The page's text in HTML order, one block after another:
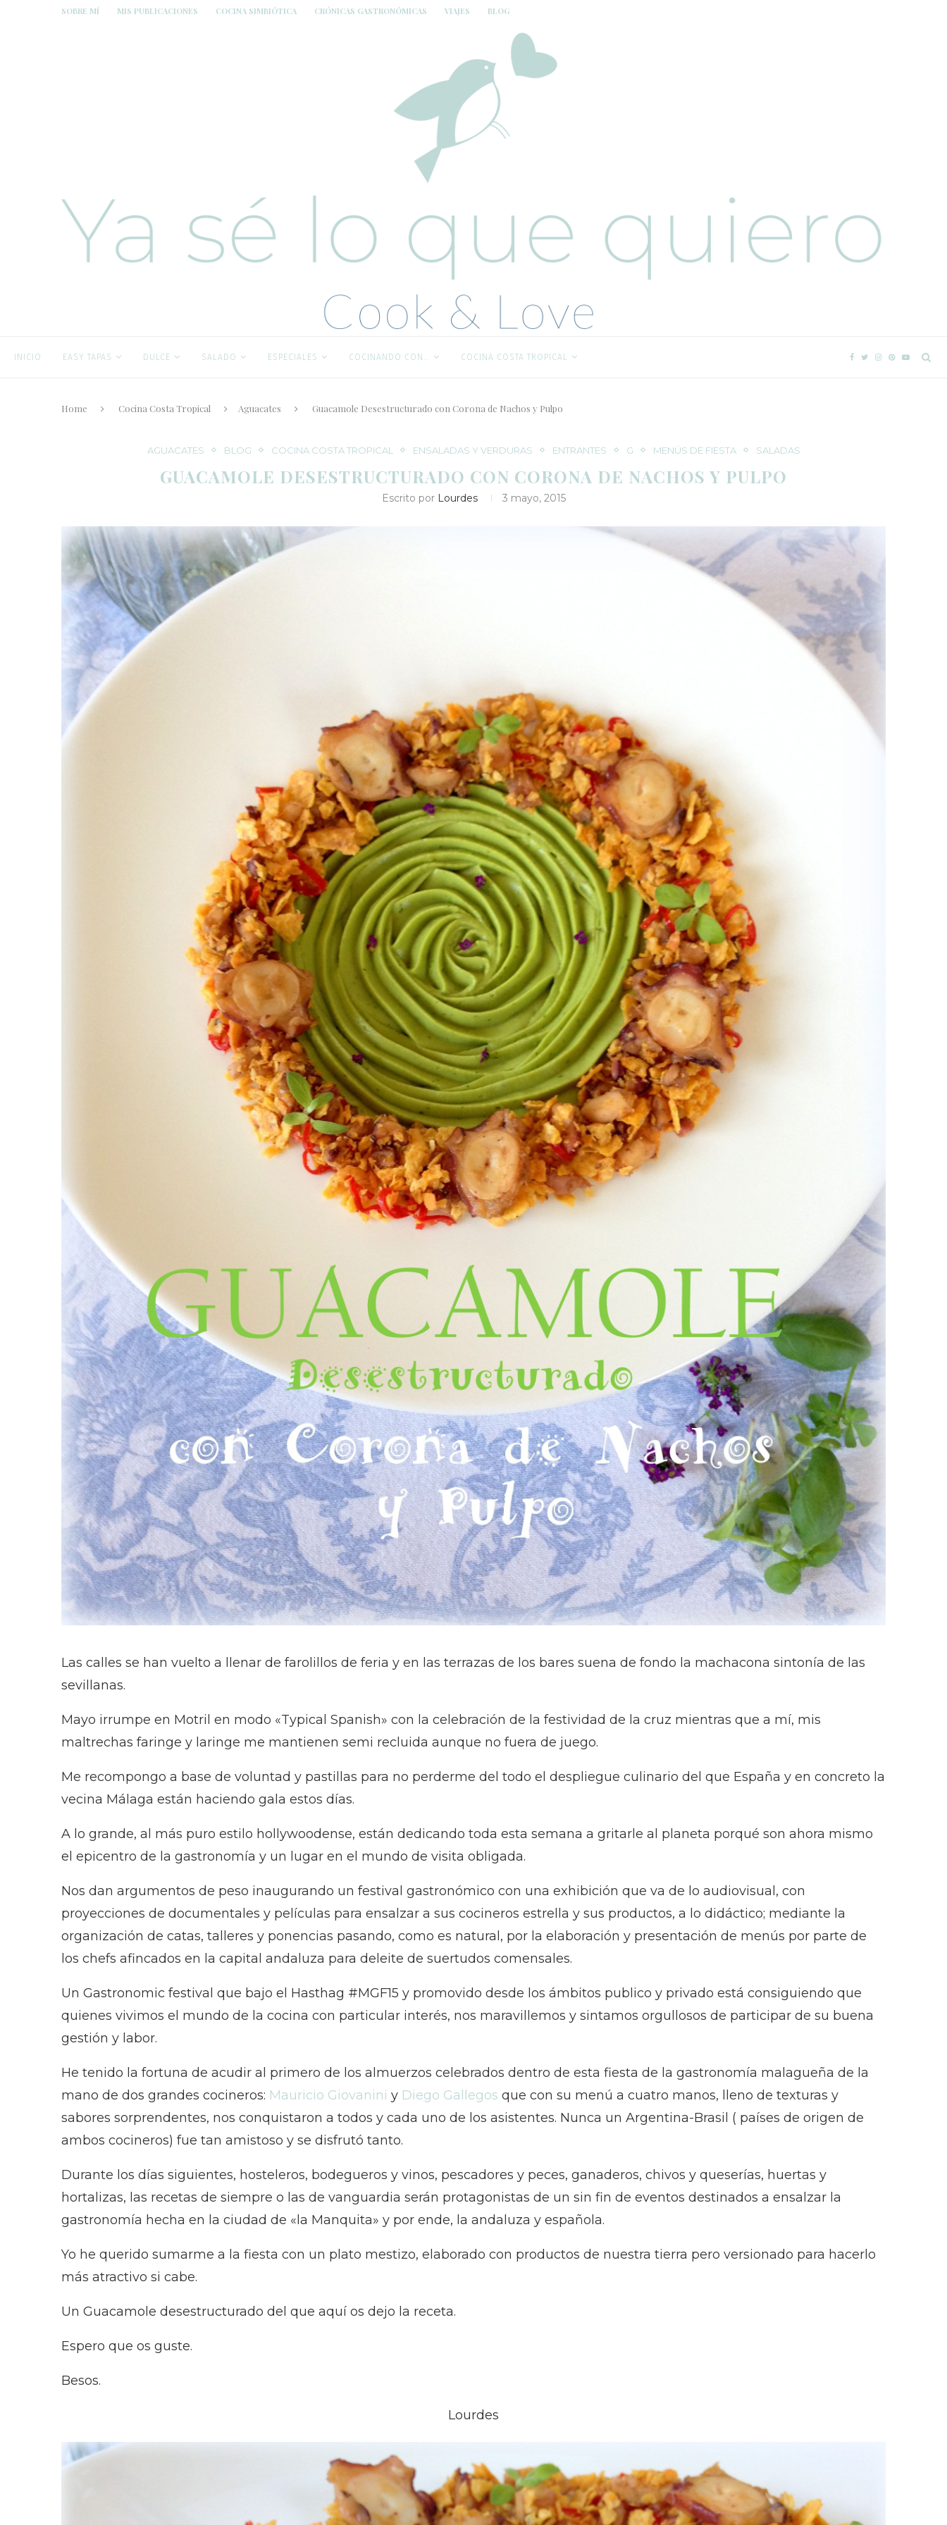
SOBRE MÍ MIS PUBLICACIONES COCINA SIMBIÓTICA CRÓNICAS GASTRONÓMICAS VIAJES BLOG
INICIO EASY TAPAS DULCE SALADO ESPECIALES COCINANDO CON… COCINA COSTA TROPICAL
Home Cocina Costa Tropical Aguacates Guacamole Desestructurado con Corona de Nachos y Pulpo
AGUACATES BLOG COCINA COSTA TROPICAL ENSALADAS Y VERDURAS ENTRANTES G MENÚS DE FIESTA SALADAS
GUACAMOLE DESESTRUCTURADO CON CORONA DE NACHOS Y PULPO
Escrito por Lourdes 3 mayo, 2015
Las calles se han vuelto a llenar de farolillos de feria y en las terrazas de los bares suena de fondo la machacona sintonía de las
sevillanas.
Mayo irrumpe en Motril en modo «Typical Spanish» con la celebración de la festividad de la cruz mientras que a mí, mis
maltrechas faringe y laringe me mantienen semi recluida aunque no fuera de juego.
Me recompongo a base de voluntad y pastillas para no perderme del todo el despliegue culinario del que España y en concreto la
vecina Málaga están haciendo gala estos días.
A lo grande, al más puro estilo hollywoodense, están dedicando toda esta semana a gritarle al planeta porqué son ahora mismo
el epicentro de la gastronomía y un lugar en el mundo de visita obligada.
Nos dan argumentos de peso inaugurando un festival gastronómico con una exhibición que va de lo audiovisual, con
proyecciones de documentales y películas para ensalzar a sus cocineros estrella y sus productos, a lo didáctico; mediante la
organización de catas, talleres y ponencias pasando, como es natural, por la elaboración y presentación de menús por parte de
los chefs afincados en la capital andaluza para deleite de suertudos comensales.
Un Gastronomic festival que bajo el Hasthag #MGF15 y promovido desde los ámbitos publico y privado está consiguiendo que
quienes vivimos el mundo de la cocina con particular interés, nos maravillemos y sintamos orgullosos de participar de su buena
gestión y labor.
He tenido la fortuna de acudir al primero de los almuerzos celebrados dentro de esta fiesta de la gastronomía malagueña de la
mano de dos grandes cocineros: Mauricio Giovanini y Diego Gallegos que con su menú a cuatro manos, lleno de texturas y
sabores sorprendentes, nos conquistaron a todos y cada uno de los asistentes. Nunca un Argentina-Brasil ( países de origen de
ambos cocineros) fue tan amistoso y se disfrutó tanto.
Durante los días siguientes, hosteleros, bodegueros y vinos, pescadores y peces, ganaderos, chivos y queserías, huertas y
hortalizas, las recetas de siempre o las de vanguardia serán protagonistas de un sin fin de eventos destinados a ensalzar la
gastronomía hecha en la ciudad de «la Manquita» y por ende, la andaluza y española.
Yo he querido sumarme a la fiesta con un plato mestizo, elaborado con productos de nuestra tierra pero versionado para hacerlo
más atractivo si cabe.
Un Guacamole desestructurado del que aquí os dejo la receta.
Espero que os guste.
Besos.
Lourdes